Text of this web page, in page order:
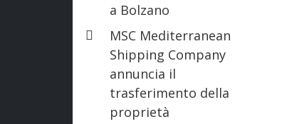
a Bolzano
MSC Mediterranean
Shipping Company
annuncia il
trasferimento della
proprietà